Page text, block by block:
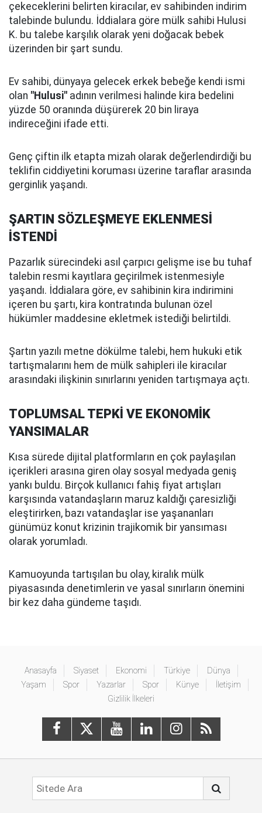
çekeceklerini belirten kiracılar, ev sahibinden indirim
talebinde bulundu. İddialara göre mülk sahibi Hulusi
K. bu talebe karşılık olarak yeni doğacak bebek
üzerinden bir şart sundu.
Ev sahibi, dünyaya gelecek erkek bebeğe kendi ismi
olan "Hulusi" adının verilmesi halinde kira bedelini
yüzde 50 oranında düşürerek 20 bin liraya
indireceğini ifade etti.
Genç çiftin ilk etapta mizah olarak değerlendirdiği bu
teklifin ciddiyetini koruması üzerine taraflar arasında
gerginlik yaşandı.
ŞARTIN SÖZLEŞMEYE EKLENMESİ
İSTENDİ
Pazarlık sürecindeki asıl çarpıcı gelişme ise bu tuhaf
talebin resmi kayıtlara geçirilmek istenmesiyle
yaşandı. İddialara göre, ev sahibinin kira indirimini
içeren bu şartı, kira kontratında bulunan özel
hükümler maddesine ekletmek istediği belirtildi.
Şartın yazılı metne dökülme talebi, hem hukuki etik
tartışmalarını hem de mülk sahipleri ile kiracılar
arasındaki ilişkinin sınırlarını yeniden tartışmaya açtı.
TOPLUMSAL TEPKİ VE EKONOMİK
YANSIMALAR
Kısa sürede dijital platformların en çok paylaşılan
içerikleri arasına giren olay sosyal medyada geniş
yankı buldu. Birçok kullanıcı fahiş fiyat artışları
karşısında vatandaşların maruz kaldığı çaresizliği
eleştirirken, bazı vatandaşlar ise yaşananları
günümüz konut krizinin trajikomik bir yansıması
olarak yorumladı.
Kamuoyunda tartışılan bu olay, kiralık mülk
piyasasında denetimlerin ve yasal sınırların önemini
bir kez daha gündeme taşıdı.
Anasayfa Siyaset Ekonomi Türkiye
Dünya
Yaşam
Spor Yazarlar Spor Künye
İletişim
Gizlilik İlkeleri